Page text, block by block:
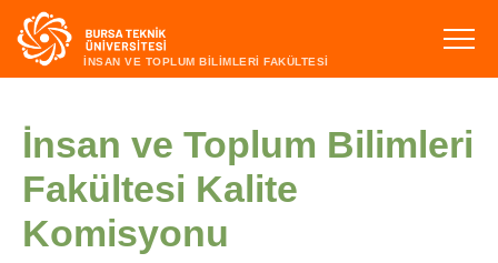
İNSAN VE TOPLUM BİLİMLERİ FAKÜLTESİ
İnsan ve Toplum Bilimleri
Fakültesi Kalite
Komisyonu